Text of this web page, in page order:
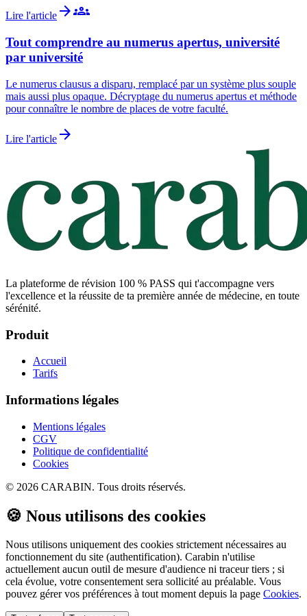
Lire l'article arrow_forwardgroups
Tout comprendre au numerus apertus, université
par université
Le numerus clausus a disparu, remplacé par un système plus souple
mais aussi plus opaque. Décryptage du numerus apertus et méthode
pour connaître le nombre de places de votre faculté.
Lire l'article arrow_forward
La plateforme de révision 100 % PASS qui t'accompagne vers
l'excellence et la réussite de ta première année de médecine, en toute
sérénité.
Produit
Accueil
Tarifs
Informations légales
Mentions légales
CGV
Politique de confidentialité
Cookies
© 2026 CARABIN. Tous droits réservés.
🍪 Nous utilisons des cookies
Nous utilisons uniquement des cookies strictement nécessaires au
fonctionnement du site (authentification). Carabin n'utilise
actuellement aucun outil de mesure d'audience ni traceur tiers ; si
cela évolue, votre consentement sera sollicité au préalable. Vous
pouvez gérer vos préférences à tout moment depuis la page Cookies.